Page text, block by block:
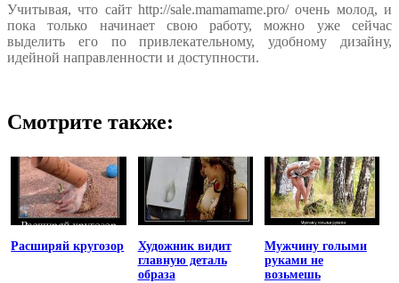
Учитывая, что сайт http://sale.mamamame.pro/ очень молод, и
пока только начинает свою работу, можно уже сейчас
выделить его по привлекательному, удобному дизайну,
идейной направленности и доступности.
Смотрите также:
Расширяй кругозор
Художник видит
главную деталь
образа
Мужчину голыми
руками не
возьмешь